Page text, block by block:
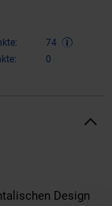
74
0
Design